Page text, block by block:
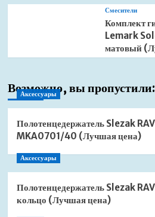
Смесители
Комплект
Lemark
матовый
Возможно, вы пропустили:
Аксессуары
Полотенцедержатель Slezak
MKA0701/40 (Лучшая цена)
Аксессуары
Полотенцедержатель Slezak
кольцо (Лучшая цена)